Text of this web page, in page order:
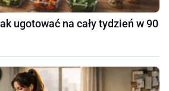
ugotować na cały tydzień w 90